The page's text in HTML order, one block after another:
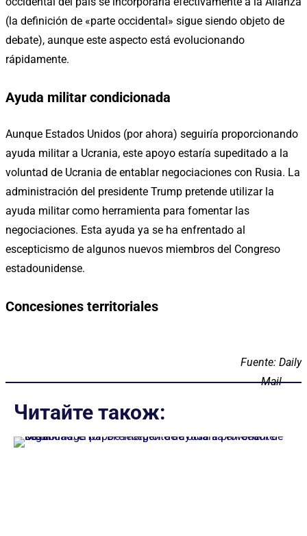
(la definición de «parte occidental» sigue siendo objeto de
debate), aunque este aspecto está evolucionando
rápidamente.
Ayuda militar condicionada
Aunque Estados Unidos (por ahora) seguiría proporcionando
ayuda militar a Ucrania, este apoyo estaría supeditado a la
voluntad de Ucrania de entablar negociaciones con Rusia. La
administración del presidente Trump pretende utilizar la
ayuda militar como herramienta para fomentar las
negociaciones. Esta ayuda ya se ha enfrentado al
escepticismo de algunos nuevos miembros del Congreso
estadounidense.
Concesiones territoriales
Fuente: Daily
Mail
Читайте також: